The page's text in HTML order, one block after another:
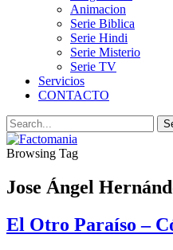
Animacion
Serie Biblica
Serie Hindi
Serie Misterio
Serie TV
Servicios
CONTACTO
Browsing Tag
Jose Ángel
El Otro Paraíso –